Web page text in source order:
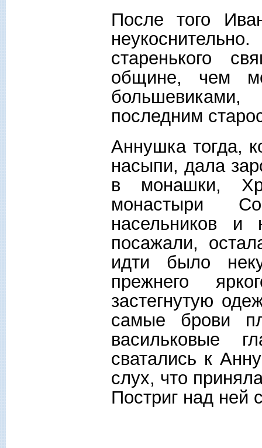
После того
старенького
общине, чем
последним
Аннушка тогда,
насыпи, дала
в монашки,
монастыри
насельников и
посажали,
идти было
прежнего
застегнутую
самые брови
васильковые
сватались к
слух, что
Постриг над ней